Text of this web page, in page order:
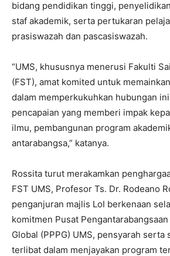
bidang pendidikan tinggi,
staf akademik, serta pertukaran
prasiswazah dan pascasiswazah.
“UMS, khususnya menerusi Fakulti
(FST), amat komited untuk
dalam memperkukuhkan hubungan
pencapaian yang memberi impak
ilmu, pembangunan program
antarabangsa,” katanya.
Rossita turut merakamkan
FST UMS, Profesor Ts. Dr. Rodeano
penganjuran majlis LoI berkenaan
komitmen Pusat
Global (PPPG) UMS, pensyarah serta
terlibat dalam menjayakan program